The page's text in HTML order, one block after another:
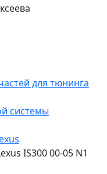
для тюнинга
системы
IS300 00-05 N1